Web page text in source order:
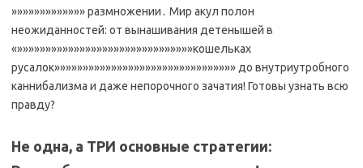
»»»»»»»»»»»»» размножении․ Мир акул полон
неожиданностей: от вынашивания детенышей в
«»»»»»»»»»»»»»»»»»»»»»»»»»»»»»»»кошельках
русалок»»»»»»»»»»»»»»»»»»»»»»»»»»»»»»»» до внутриутробного
каннибализма и даже непорочного зачатия! Готовы узнать всю
правду?
Не одна, а ТРИ основные стратегии: